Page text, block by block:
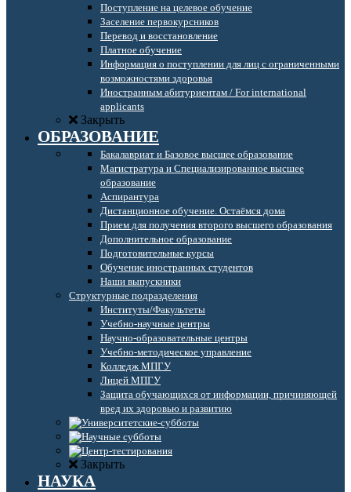
Поступление на целевое обучение
Заселение первокурсников
Перевод и восстановление
Платное обучение
Информация о поступлении для лиц с ограниченными
возможностями здоровья
Иностранным абитуриентам / For international
applicants
Закрыть
ОБРАЗОВАНИЕ
Бакалавриат и Базовое высшее образование
Магистратура и Специализированное высшее
образование
Аспирантура
Дистанционное обучение. Остаёмся дома
Прием для получения второго высшего образования
Дополнительное образование
Подготовительные курсы
Обучение иностранных студентов
Наши выпускники
Структурные подразделения
Институты/Факультеты
Учебно-научные центры
Научно-образовательные центры
Учебно-методическое управление
Колледж МПГУ
Лицей МПГУ
Защита обучающихся от информации, причиняющей
вред их здоровью и развитию
Закрыть
НАУКА